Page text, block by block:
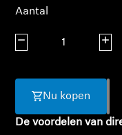
Soundbars
AMBEO soundbars en
Aantal
Aantal verlagen
Nu kopen
De voordelen van